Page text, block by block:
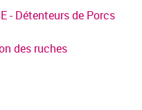
- Détenteurs de Porcs
des ruches